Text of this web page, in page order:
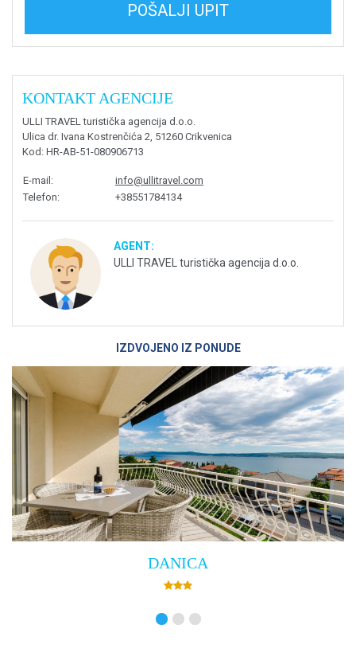
POŠALJI UPIT
KONTAKT AGENCIJE
ULLI TRAVEL turistička agencija d.o.o.
Ulica dr. Ivana Kostrenčića 2, 51260 Crikvenica
Kod : HR-AB-51-080906713
E-mail :
info@ullitravel.com
Telefon: +38551784134
AGENT:
ULLI TRAVEL turistička agencija d.o.o.
IZDVOJENO IZ PONUDE
DANICA